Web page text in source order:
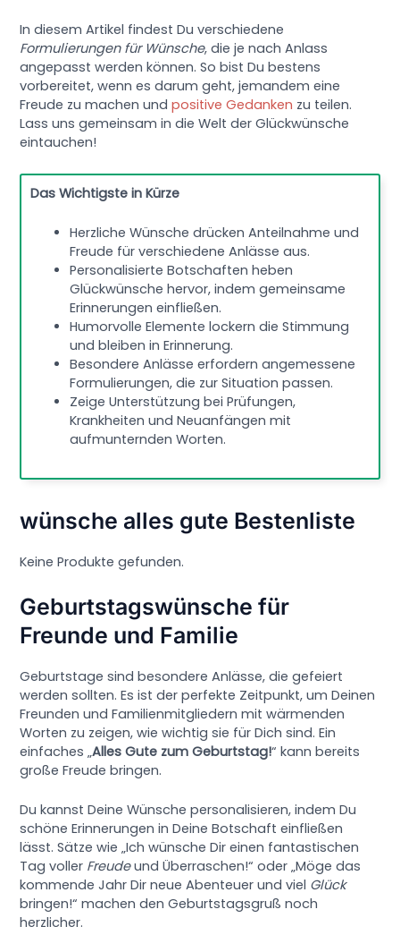
In diesem Artikel findest Du verschiedene
Formulierungen für Wünsche, die je nach Anlass
angepasst werden können. So bist Du bestens
vorbereitet, wenn es darum geht, jemandem eine
Freude zu machen undpositive Gedanken zu teilen.
Lass uns gemeinsam in die Welt der Glückwünsche
eintauchen!
Das Wichtigste in Kürze
Herzliche Wünsche drücken Anteilnahme und
Freude für verschiedene Anlässe aus.
Personalisierte Botschaften heben
Glückwünsche hervor, indem gemeinsame
Erinnerungen einfließen.
Humorvolle Elemente lockern die Stimmung
und bleiben in Erinnerung.
Besondere Anlässe erfordern angemessene
Formulierungen, die zur Situation passen.
Zeige Unterstützung bei Prüfungen,
Krankheiten und Neuanfängen mit
aufmunternden Worten.
wünsche alles gute Bestenliste
Keine Produkte gefunden.
Geburtstagswünsche für
Freunde und Familie
Geburtstage sind besondere Anlässe, die gefeiert
werden sollten. Es ist der perfekte Zeitpunkt, um Deinen
Freunden und Familienmitgliedern mit wärmenden
Worten zu zeigen, wie wichtig sie für Dich sind. Ein
einfaches „Alles Gute zum Geburtstag!“ kann bereits
große Freude bringen.
Du kannst Deine Wünsche personalisieren, indem Du
schöne Erinnerungen in Deine Botschaft einfließen
lässt. Sätze wie „Ich wünsche Dir einen fantastischen
Tag voller Freudeund Überraschen!“ oder „Möge das
kommende Jahr Dir neue Abenteuer und viel Glück
bringen!“ machen den Geburtstagsgruß noch
herzlicher.